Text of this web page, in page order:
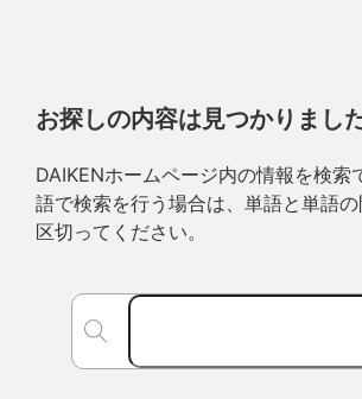
お探しの内容は見つかりまし
DAIKENホームページ内の情報を検索
語で検索を行う場合は、単語と単語
区切ってください。